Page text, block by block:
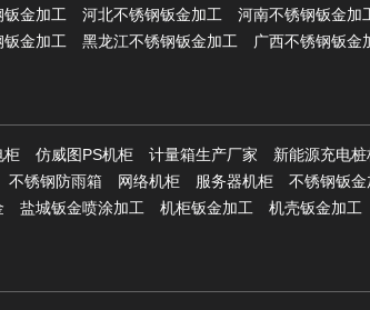
钣金加工 河北不锈钢钣金加工 河南不锈钢钣金加
金加工 黑龙江不锈钢钣金加工 广西不锈钢钣金
柜 仿威图PS机柜 计量箱生产厂家 新能源充电
不锈钢防雨箱 网络机柜 服务器机柜 不锈钢钣
盐城钣金喷涂加工 机柜钣金加工 机壳钣金加工